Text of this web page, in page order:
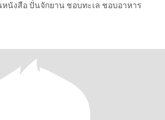
นังสือ ปั่นจักยาน ชอบทะเล ชอบอาหาร